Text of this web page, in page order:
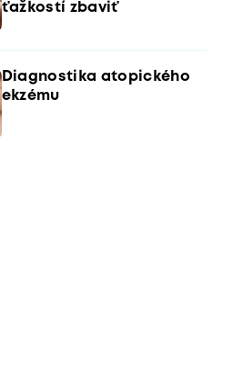
ťažkostí zbaviť
Diagnostika atopického
ekzému